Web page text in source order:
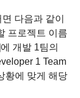
면 다음과 같이
프로젝트 이름
에 개발1팀의
1 Team
황에 맞게 해당